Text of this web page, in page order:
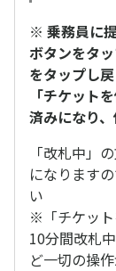
※ 乗務員に
ボタンをタ
をタップし
「チケット
済みになり
「改札中」
になります
い
※「チケット
10分間改札
ど一切の操